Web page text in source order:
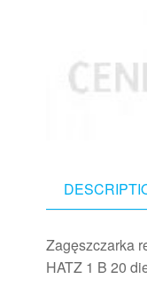
Zagęszczarka
HATZ 1 B 20